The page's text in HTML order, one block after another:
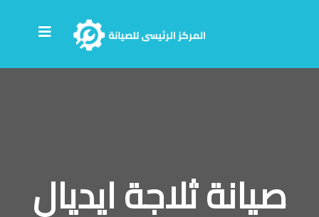
صيانة ثلاجة ايديال